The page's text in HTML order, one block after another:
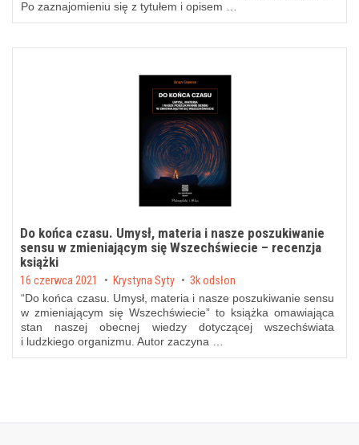
Po zaznajomieniu się z tytułem i opisem …
Do końca czasu. Umysł, materia i nasze poszukiwanie
sensu w zmieniającym się Wszechświecie – recenzja
książki
Posted on
16 czerwca 2021 by Krystyna Syty 3k odsłon
“Do końca czasu. Umysł, materia i nasze poszukiwanie sensu
w zmieniającym się Wszechświecie” to książka omawiająca
stan naszej obecnej wiedzy dotyczącej wszechświata
i ludzkiego organizmu. Autor zaczyna …